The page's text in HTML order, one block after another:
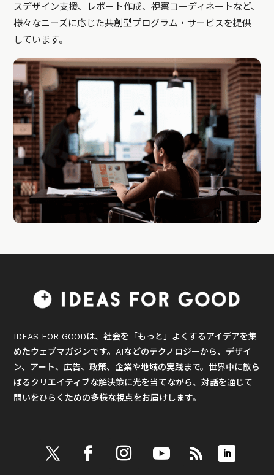
スデザイン支援、レポート作成、視察コーディネートなど、
様々なニーズに応じた共創型プログラム・サービスを提供
しています。
IDEAS FOR GOODは、社会を「もっと」よくするアイデアを集
めたウェブマガジンです。AIなどのテクノロジーから、デザイ
ン、アート、広告、政策、企業や地域の実践まで。世界中に散ら
ばるクリエイティブな解決策に光を当てながら、対話を通じて
問いをひらくための多様な視点をお届けします。